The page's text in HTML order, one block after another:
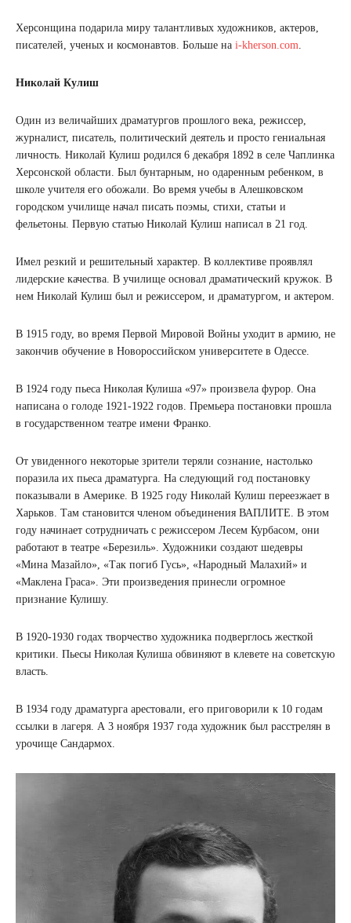
Херсонщина подарила миру талантливых художников, актеров,
писателей, ученых и космонавтов. Больше на i-kherson.com.
Николай Кулиш
Один из величайших драматургов прошлого века, режиссер,
журналист, писатель, политический деятель и просто гениальная
личность. Николай Кулиш родился 6 декабря 1892 в селе Чаплинка
Херсонской области. Был бунтарным, но одаренным ребенком, в
школе учителя его обожали. Во время учебы в Алешковском
городском училище начал писать поэмы, стихи, статьи и
фельетоны. Первую статью Николай Кулиш написал в 21 год.
Имел резкий и решительный характер. В коллективе проявлял
лидерские качества. В училище основал драматический кружок. В
нем Николай Кулиш был и режиссером, и драматургом, и актером.
В 1915 году, во время Первой Мировой Войны уходит в армию, не
закончив обучение в Новороссийском университете в Одессе.
В 1924 году пьеса Николая Кулиша «97» произвела фурор. Она
написана о голоде 1921-1922 годов. Премьера постановки прошла
в государственном театре имени Франко.
От увиденного некоторые зрители теряли сознание, настолько
поразила их пьеса драматурга. На следующий год постановку
показывали в Америке. В 1925 году Николай Кулиш переезжает в
Харьков. Там становится членом объединения ВАПЛИТЕ. В этом
году начинает сотрудничать с режиссером Лесем Курбасом, они
работают в театре «Березиль». Художники создают шедевры
«Мина Мазайло», «Так погиб Гусь», «Народный Малахий» и
«Маклена Граса». Эти произведения принесли огромное
признание Кулишу.
В 1920-1930 годах творчество художника подверглось жесткой
критики. Пьесы Николая Кулиша обвиняют в клевете на советскую
власть.
В 1934 году драматурга арестовали, его приговорили к 10 годам
ссылки в лагеря. А 3 ноября 1937 года художник был расстрелян в
урочище Сандармох.